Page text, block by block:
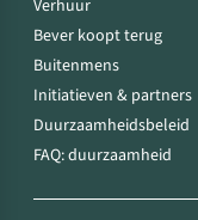
Verhuur
Bever koopt terug
Buitenmens
Initiatieven & partners
Duurzaamheidsbeleid
FAQ: duurzaamheid